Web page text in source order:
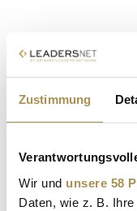
Zustimmung
Wir und unsere 58
Daten, wie z. B.